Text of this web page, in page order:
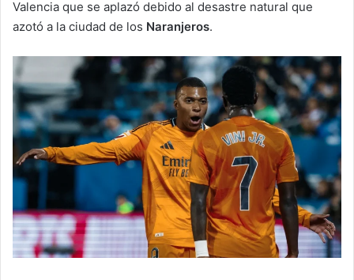
Valencia que se aplazó debido al desastre natural que
azotó a la ciudad de los Naranjeros.